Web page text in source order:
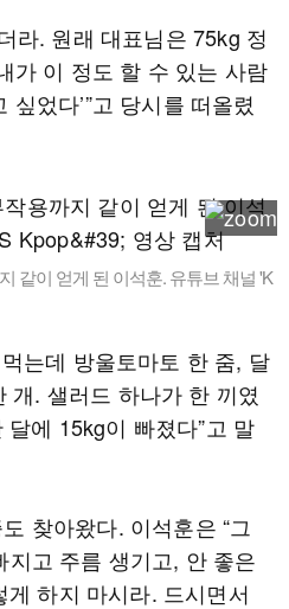
라. 원래 대표님은 75kg 정
가 이 정도 할 수 있는 사람
싶었다’”고 당시를 떠올렸
같이 얻게 된 이석훈. 유튜브 채널 'K
는데 방울토마토 한 줌, 달
개. 샐러드 하나가 한 끼였
달에 15kg이 빠졌다”고 말
찾아왔다. 이석훈은 “그
고 주름 생기고, 안 좋은
게 하지 마시라. 드시면서